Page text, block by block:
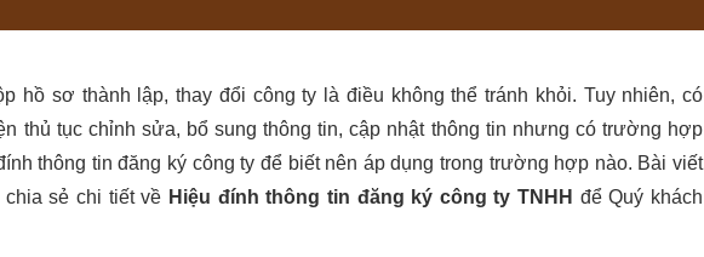
hồ sơ thành lập, thay đổi công ty là điều không thể tránh khỏi. Tuy nhiên, có
thủ tục chỉnh sửa, bổ sung thông tin, cập nhật thông tin nhưng có trường hợp
thông tin đăng ký công ty để biết nên áp dụng trong trường hợp nào. Bài viết
sẻ chi tiết về Hiệu đính thông tin đăng ký công ty TNHH để Quý khách